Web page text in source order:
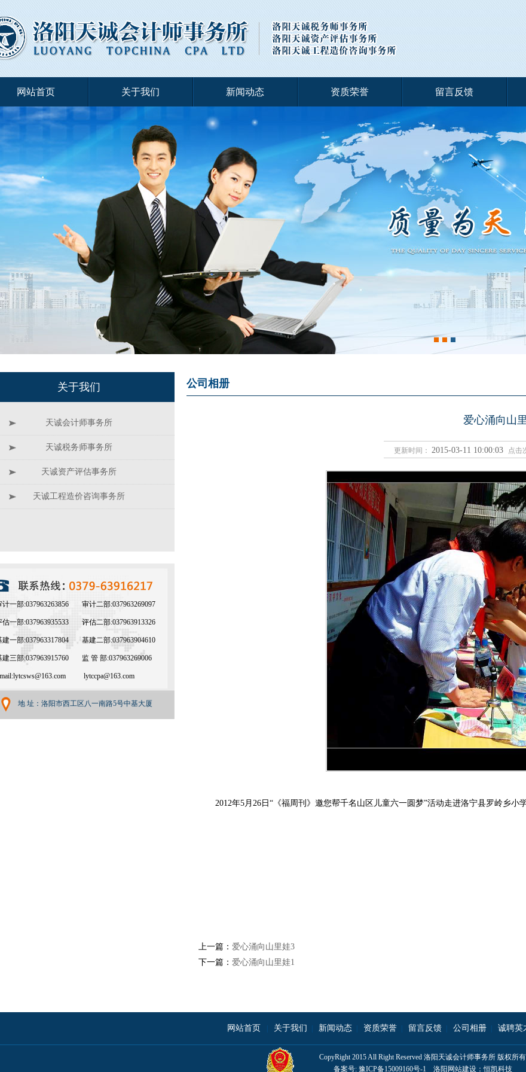
网站首页 关于我们 新闻动态 资质荣誉 留言反馈
公司相册
爱心涌向山
更新时间： 2015-03-11 10:00:03 点击
2012年5月26日“《福周刊》邀您帮千名山区儿童六一圆梦”活动走进洛宁县罗岭乡
上一篇： 爱心涌向山里娃3
下一篇： 爱心涌向山里娃1
关于我们
天诚会计师事务所
天诚税务师事务所
天诚资产评估事务所
天诚工程造价咨询事务所
计一部:037963263856 审计二部:037963269097
估一部:037963935533 评估二部:037963913326
建一部:037963317804 基建二部:037963904610
建三部:037963915760 监 管 部:037963269006
lytccpa@163.com
地 址：洛阳市西工区八一南路5号中基大厦
网站首页 关于我们 新闻动态 资质荣誉 留言反馈 公司相册 诚聘英
CopyRight 2015 All Right Reserved 洛阳天诚会计师事务所 版权所有
备案号: 豫ICP备15009160号-1 洛阳网站建设：恒凯科技